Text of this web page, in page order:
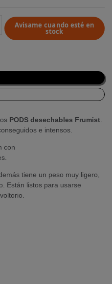
Avisame cuando esté en
stock
PODS desechables Frumist
e intensos.
con
tiene un peso muy ligero,
Están listos para usarse